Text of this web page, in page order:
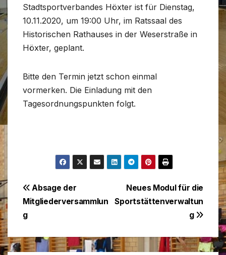
Stadtsportverbandes Höxter ist für Dienstag,
10.11.2020, um 19:00 Uhr, im Ratssaal des
Historischen Rathauses in der Weserstraße in
Höxter, geplant.
Bitte den Termin jetzt schon einmal
vormerken. Die Einladung mit den
Tagesordnungspunkten folgt.
Beitragsnavigation
Neues Modul für die
Sportstättenverwaltun
g
Absage der
Mitgliederversammlun
g